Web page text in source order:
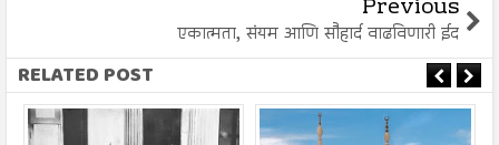
Previous
एकात्मता, संयम आणि सौहार्द वाढविणारी ईद
RELATED POST